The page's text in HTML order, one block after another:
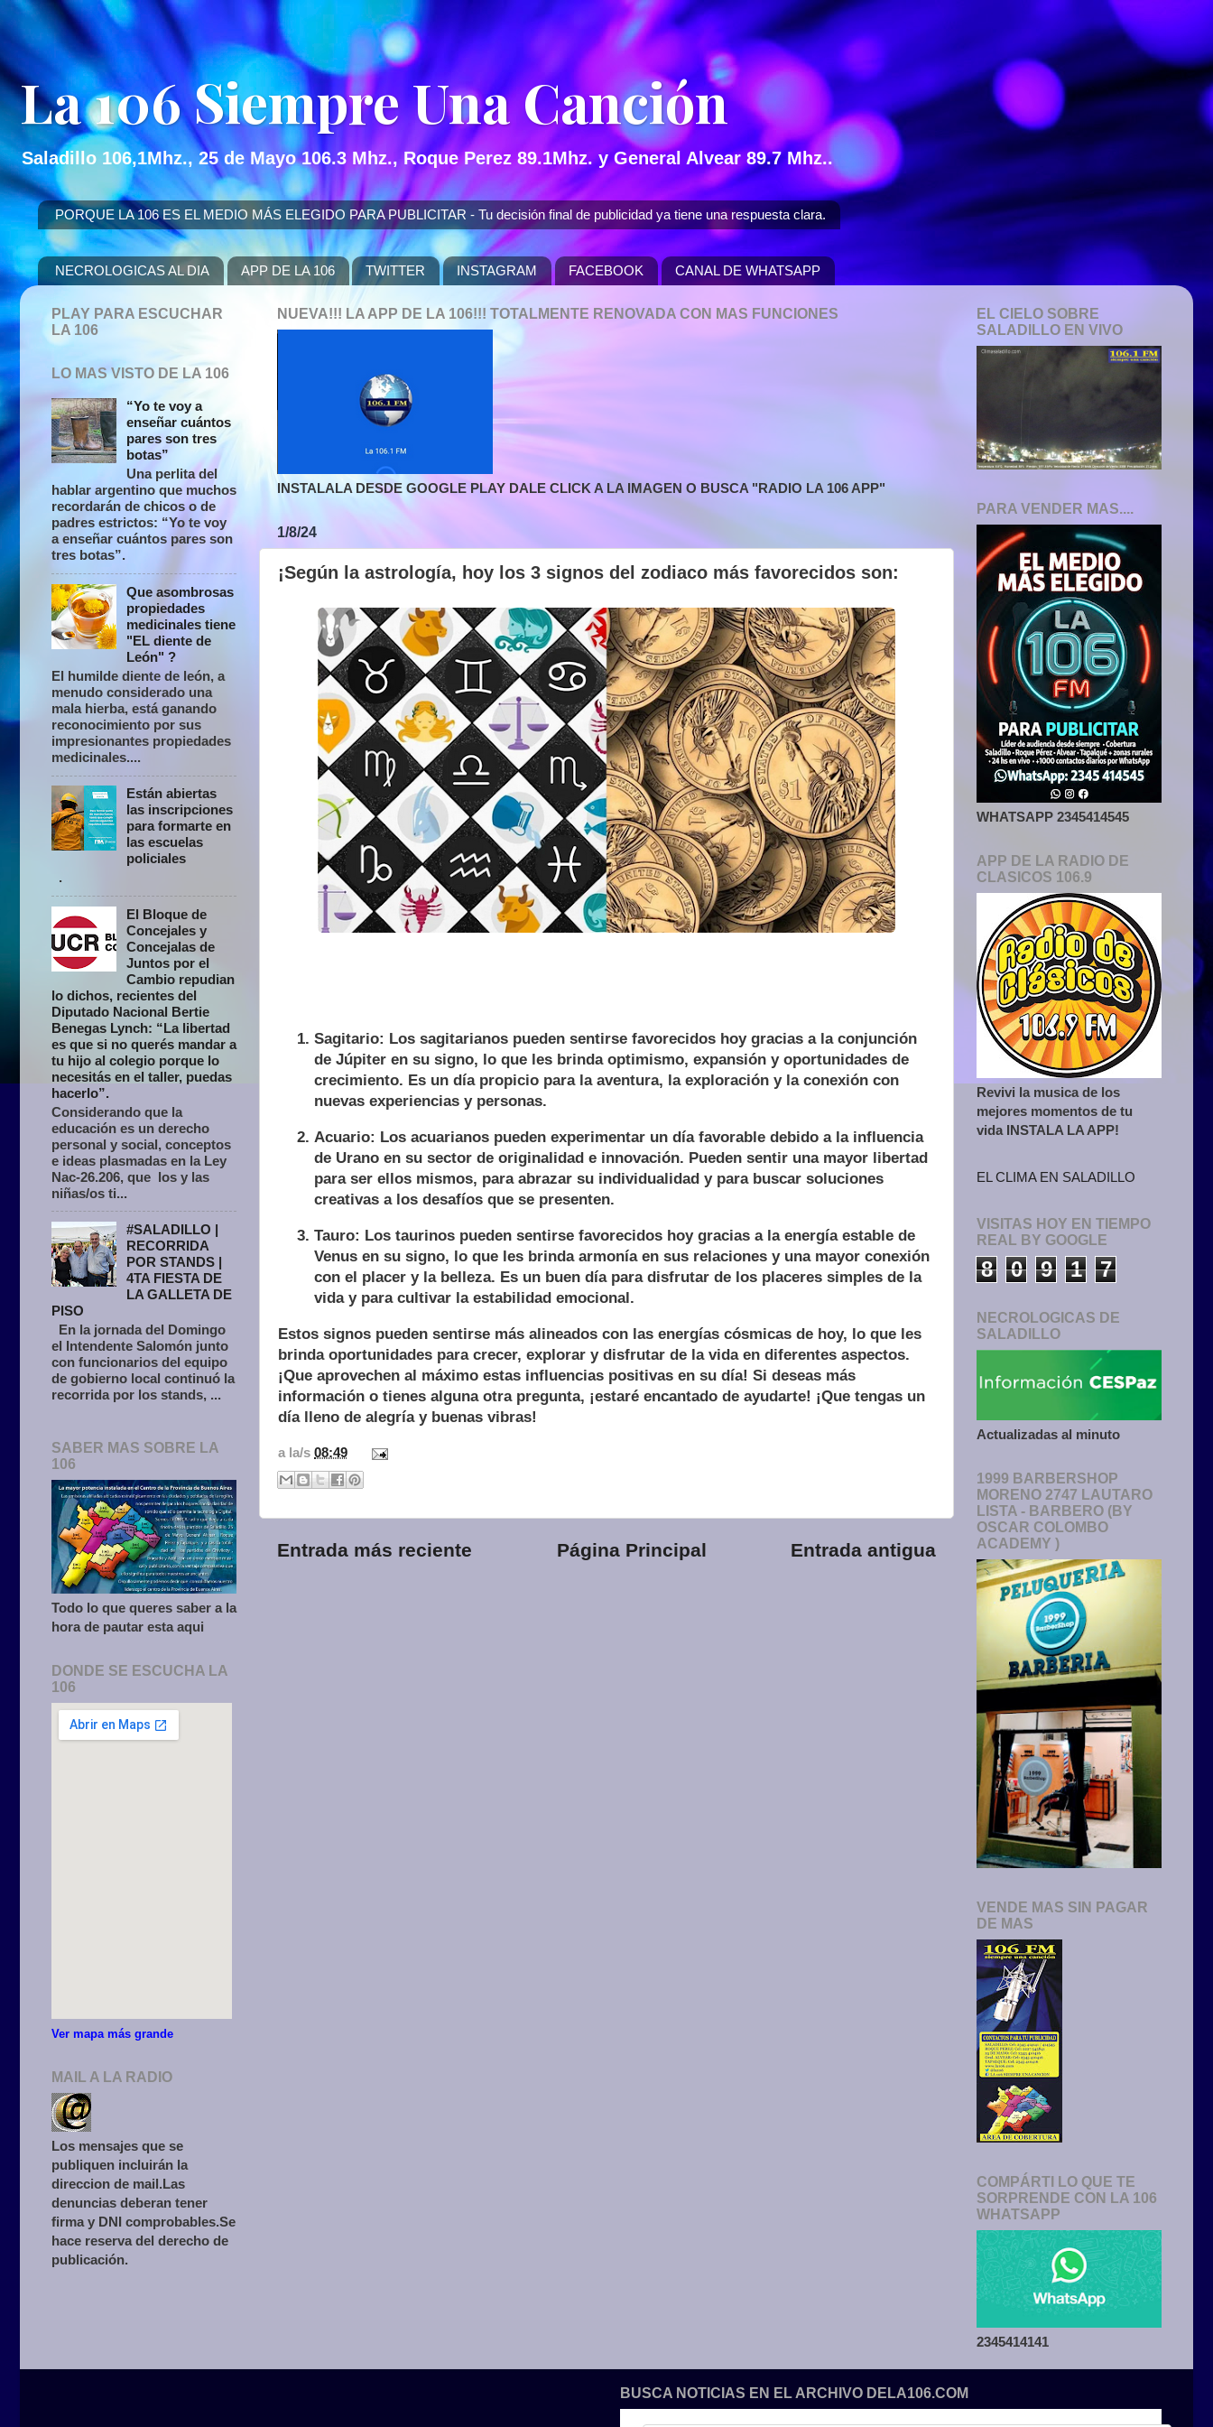
La 106 Siempre Una Canción
Saladillo 106,1Mhz., 25 de Mayo 106.3 Mhz., Roque Perez 89.1Mhz. y General Alvear 89.7 Mhz..
PORQUE LA 106 ES EL MEDIO MÁS ELEGIDO PARA PUBLICITAR - Tu decisión final de publicidad ya tiene una respuesta clara.
NECROLOGICAS AL DIA APP DE LA 106 TWITTER INSTAGRAM FACEBOOK CANAL DE WHATSAPP
NUEVA!!! LA APP DE LA 106!!! TOTALMENTE RENOVADA CON MAS FUNCIONES
INSTALALA DESDE GOOGLE PLAY DALE CLICK A LA IMAGEN O BUSCA "RADIO LA 106 APP"
1/8/24
¡Según la astrología, hoy los 3 signos del zodiaco más favorecidos son:
Sagitario: Los sagitarianos pueden sentirse favorecidos hoy gracias a la conjunción
de Júpiter en su signo, lo que les brinda optimismo, expansión y oportunidades de
crecimiento. Es un día propicio para la aventura, la exploración y la conexión con
nuevas experiencias y personas.
Acuario: Los acuarianos pueden experimentar un día favorable debido a la influencia
de Urano en su sector de originalidad e innovación. Pueden sentir una mayor libertad
para ser ellos mismos, para abrazar su individualidad y para buscar soluciones
creativas a los desafíos que se presenten.
Tauro: Los taurinos pueden sentirse favorecidos hoy gracias a la energía estable de
Venus en su signo, lo que les brinda armonía en sus relaciones y una mayor conexión
con el placer y la belleza. Es un buen día para disfrutar de los placeres simples de la
vida y para cultivar la estabilidad emocional.
Estos signos pueden sentirse más alineados con las energías cósmicas de hoy, lo que les
brinda oportunidades para crecer, explorar y disfrutar de la vida en diferentes aspectos.
¡Que aprovechen al máximo estas influencias positivas en su día! Si deseas más
información o tienes alguna otra pregunta, ¡estaré encantado de ayudarte! ¡Que tengas un
día lleno de alegría y buenas vibras!
a la/s 08:49
Entrada más reciente Entrada antigua
Página Principal
PLAY PARA ESCUCHAR
LA 106
LO MAS VISTO DE LA 106
“Yo te voy a
enseñar cuántos
pares son tres
botas”
Una perlita del
hablar argentino que muchos
recordarán de chicos o de
padres estrictos: “Yo te voy
a enseñar cuántos pares son
tres botas”.
Que asombrosas
propiedades
medicinales tiene
"EL diente de
León" ?
El humilde diente de león, a
menudo considerado una
mala hierba, está ganando
reconocimiento por sus
impresionantes propiedades
medicinales....
Están abiertas
las inscripciones
para formarte en
las escuelas
policiales
.
El Bloque de
Concejales y
Concejalas de
Juntos por el
Cambio repudian
lo dichos, recientes del
Diputado Nacional Bertie
Benegas Lynch: “La libertad
es que si no querés mandar a
tu hijo al colegio porque lo
necesitás en el taller, puedas
hacerlo”.
Considerando que la
educación es un derecho
personal y social, conceptos
e ideas plasmadas en la Ley
Nac-26.206, que los y las
niñas/os ti...
#SALADILLO |
RECORRIDA
POR STANDS |
4TA FIESTA DE
LA GALLETA DE
PISO
En la jornada del Domingo
el Intendente Salomón junto
con funcionarios del equipo
de gobierno local continuó la
recorrida por los stands, ...
SABER MAS SOBRE LA
106
Todo lo que queres saber a la
hora de pautar esta aqui
DONDE SE ESCUCHA LA
106
Ver mapa más grande
MAIL A LA RADIO
Los mensajes que se
publiquen incluirán la
direccion de mail.Las
denuncias deberan tener
firma y DNI comprobables.Se
hace reserva del derecho de
publicación.
EL CIELO SOBRE
SALADILLO EN VIVO
PARA VENDER MAS....
WHATSAPP 2345414545
APP DE LA RADIO DE
CLASICOS 106.9
Revivi la musica de los
mejores momentos de tu
vida INSTALA LA APP!
EL CLIMA EN SALADILLO
VISITAS HOY EN TIEMPO
REAL BY GOOGLE
8 0 9 1 7
NECROLOGICAS DE
SALADILLO
Actualizadas al minuto
1999 BARBERSHOP
MORENO 2747 LAUTARO
LISTA - BARBERO (BY
OSCAR COLOMBO
ACADEMY )
VENDE MAS SIN PAGAR
DE MAS
COMPÁRTI LO QUE TE
SORPRENDE CON LA 106
WHATSAPP
2345414141
BUSCA NOTICIAS EN EL ARCHIVO DELA106.COM